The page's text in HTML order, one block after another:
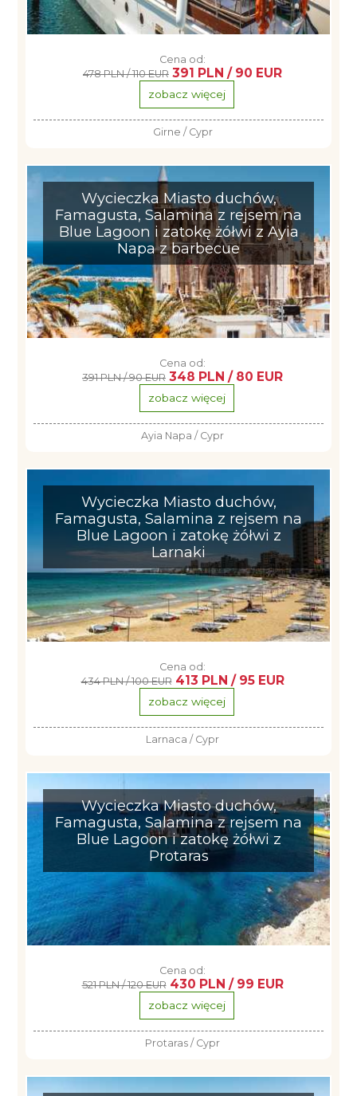
Cena od:
478 PLN / 110 EUR 391 PLN / 90 EUR
zobacz więcej
Girne / Cypr
Wycieczka Miasto duchów,
Famagusta, Salamina z rejsem na
Blue Lagoon i zatokę żółwi z Ayia
Napa z barbecue
Cena od:
391 PLN / 90 EUR 348 PLN / 80 EUR
zobacz więcej
Ayia Napa / Cypr
Wycieczka Miasto duchów,
Famagusta, Salamina z rejsem na
Blue Lagoon i zatokę żółwi z
Larnaki
Cena od:
434 PLN / 100 EUR 413 PLN / 95 EUR
zobacz więcej
Larnaca / Cypr
Wycieczka Miasto duchów,
Famagusta, Salamina z rejsem na
Blue Lagoon i zatokę żółwi z
Protaras
Cena od:
521 PLN / 120 EUR 430 PLN / 99 EUR
zobacz więcej
Protaras / Cypr